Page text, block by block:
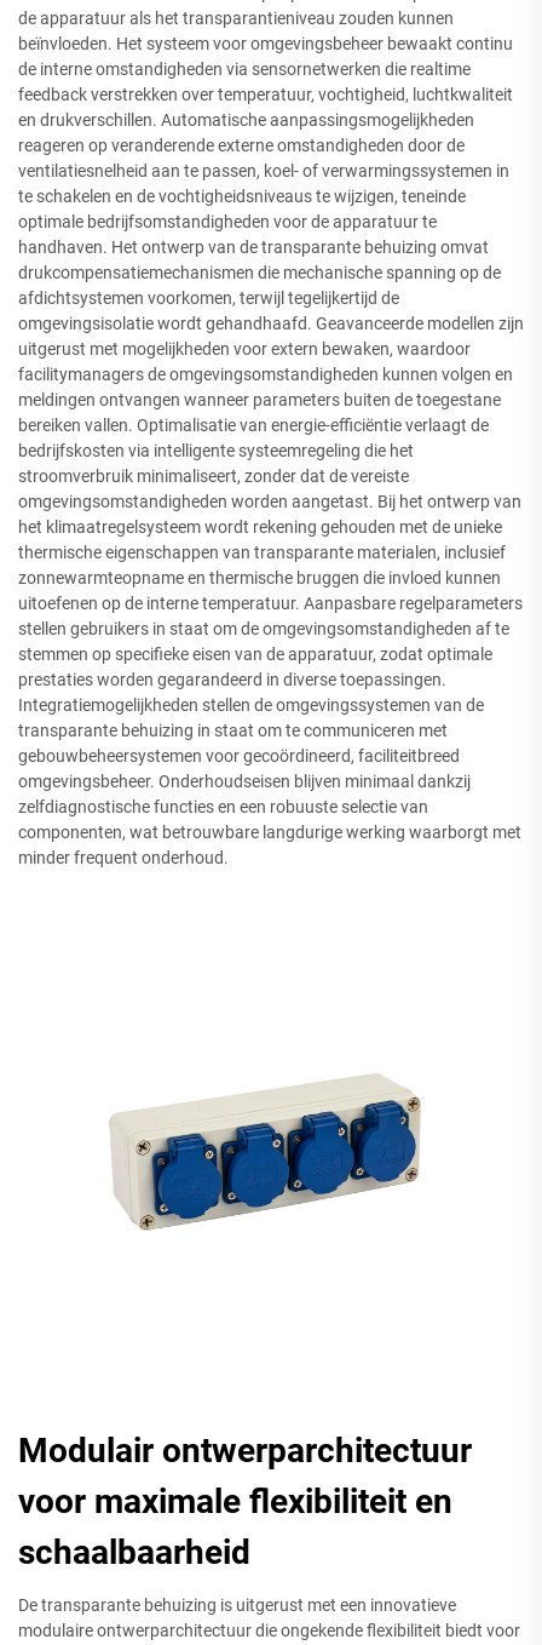
de apparatuur als het transparantieniveau zouden kunnen
beïnvloeden. Het systeem voor omgevingsbeheer bewaakt continu
de interne omstandigheden via sensornetwerken die realtime
feedback verstrekken over temperatuur, vochtigheid, luchtkwaliteit
en drukverschillen. Automatische aanpassingsmogelijkheden
reageren op veranderende externe omstandigheden door de
ventilatiesnelheid aan te passen, koel- of verwarmingssystemen in
te schakelen en de vochtigheidsniveaus te wijzigen, teneinde
optimale bedrijfsomstandigheden voor de apparatuur te
handhaven. Het ontwerp van de transparante behuizing omvat
drukcompensatiemechanismen die mechanische spanning op de
afdichtsystemen voorkomen, terwijl tegelijkertijd de
omgevingsisolatie wordt gehandhaafd. Geavanceerde modellen zijn
uitgerust met mogelijkheden voor extern bewaken, waardoor
facilitymanagers de omgevingsomstandigheden kunnen volgen en
meldingen ontvangen wanneer parameters buiten de toegestane
bereiken vallen. Optimalisatie van energie-efficiëntie verlaagt de
bedrijfskosten via intelligente systeemregeling die het
stroomverbruik minimaliseert, zonder dat de vereiste
omgevingsomstandigheden worden aangetast. Bij het ontwerp van
het klimaatregelsysteem wordt rekening gehouden met de unieke
thermische eigenschappen van transparante materialen, inclusief
zonnewarmteopname en thermische bruggen die invloed kunnen
uitoefenen op de interne temperatuur. Aanpasbare regelparameters
stellen gebruikers in staat om de omgevingsomstandigheden af te
stemmen op specifieke eisen van de apparatuur, zodat optimale
prestaties worden gegarandeerd in diverse toepassingen.
Integratiemogelijkheden stellen de omgevingssystemen van de
transparante behuizing in staat om te communiceren met
gebouwbeheersystemen voor gecoördineerd, faciliteitbreed
omgevingsbeheer. Onderhoudseisen blijven minimaal dankzij
zelfdiagnostische functies en een robuuste selectie van
componenten, wat betrouwbare langdurige werking waarborgt met
minder frequent onderhoud.
Modulair ontwerparchitectuur
voor maximale flexibiliteit en
schaalbaarheid
De transparante behuizing is uitgerust met een innovatieve
modulaire ontwerparchitectuur die ongekende flexibiliteit biedt voor